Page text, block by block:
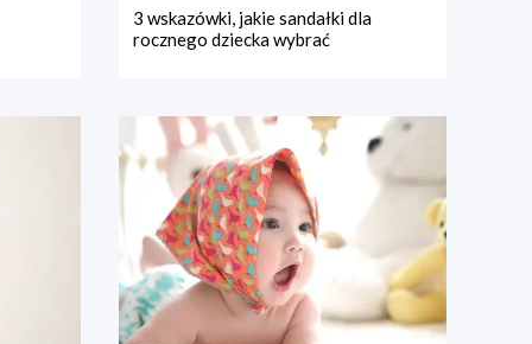
3 wskazówki, jakie sandałki dla
rocznego dziecka wybrać